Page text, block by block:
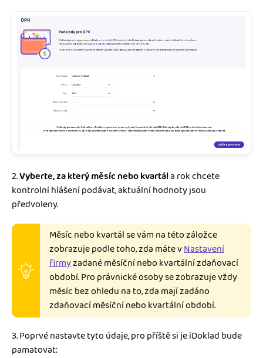
2.Vyberte, za který měsíc nebo kvartála rok chcete
kontrolní hlášení podávat, aktuální hodnoty jsou
předvoleny.
Měsíc nebo kvartál se vám na této záložce
zobrazuje podle toho, zda máte vNastavení
firmyzadané měsíční nebo kvartální zdaňovací
období. Pro právnické osoby se zobrazuje vždy
měsíc bez ohledu na to, zda mají zadáno
zdaňovací měsíční nebo kvartální období.
3. Poprvé nastavte tyto údaje, pro příště si je iDoklad bude
pamatovat: